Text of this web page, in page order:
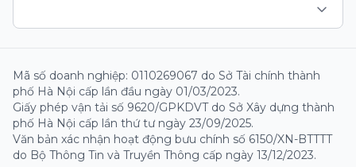
Mã số doanh nghiệp: 0110269067 do Sở Tài chính thành
phố Hà Nội cấp lần đầu ngày 01/03/2023.
Giấy phép vận tải số 9620/GPKDVT do Sở Xây dựng thành
phố Hà Nội cấp lần thứ tư ngày 23/09/2025.
Văn bản xác nhận hoạt động bưu chính số 6150/XN-BTTTT
do Bộ Thông Tin và Truyền Thông cấp ngày 13/12/2023.